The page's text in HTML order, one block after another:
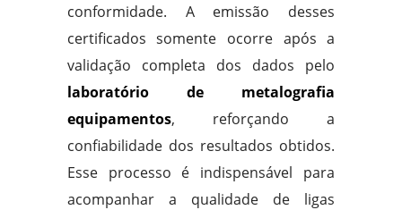
conformidade. A emissão desses
certificados somente ocorre após a
validação completa dos dados pelo
laboratório de metalografia
equipamentos, reforçando a
confiabilidade dos resultados obtidos.
Esse processo é indispensável para
acompanhar a qualidade de ligas